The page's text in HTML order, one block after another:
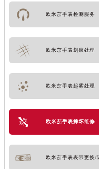
欧米茄手表检测服务
欧米茄手表划痕处理
欧米茄手表起雾处理
欧米茄手表摔坏维修
欧米茄手表表带更换/